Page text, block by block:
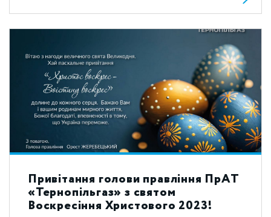
Привітання голови правління ПрАТ
«Тернопільгаз» з святом
Воскресіння Христового 2023!